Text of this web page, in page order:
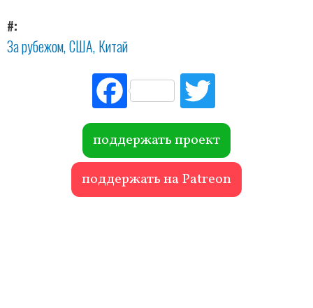
#
За рубежом США Китай
Fac
ebo
ok r
поддержать проект
поддержать на Patreon